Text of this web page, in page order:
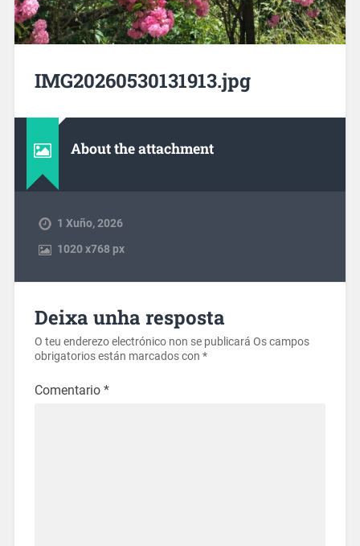
IMG20260530131913.jpg
About the attachment
1 Xuño, 2026
1020x768 px
Deixa unha resposta
O teu enderezo electrónico non se publicará Os campos
obrigatorios están marcados con *
Comentario *